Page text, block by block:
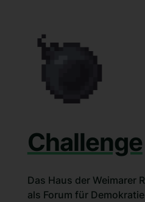
Challenge
Das Haus der Weimarer
als Forum für